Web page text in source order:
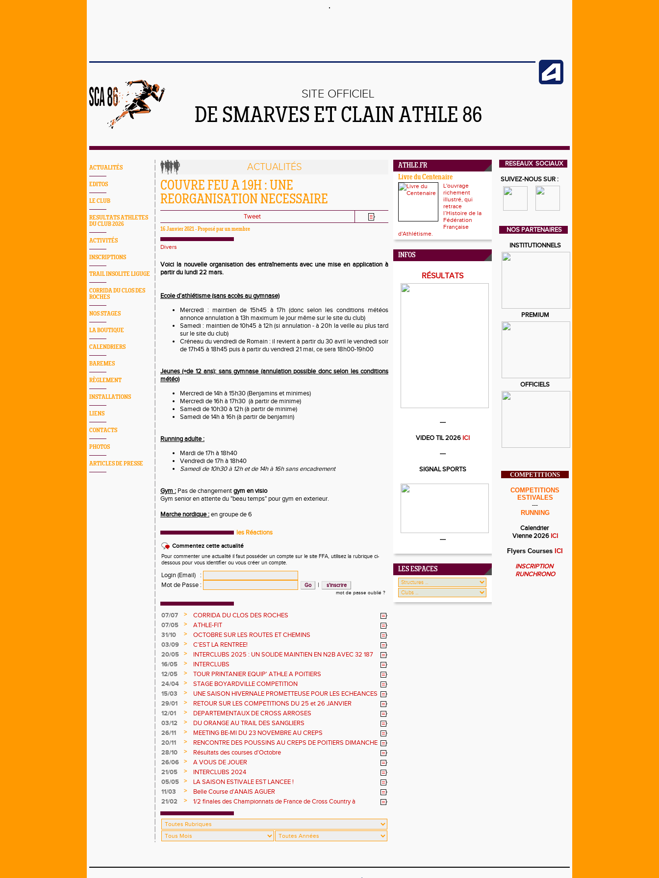
SITE OFFICIEL
DE SMARVES ET CLAIN ATHLE 86
ACTUALITÉS
EDITOS
LE CLUB
RESULTATS ATHLETES
DU CLUB 2026
ACTIVITÉS
INSCRIPTIONS
TRAIL INSOLITE LIGUGE
CORRIDA DU CLOS DES
ROCHES
NOS STAGES
LA BOUTIQUE
CALENDRIERS
BAREMES
RÈGLEMENT
INSTALLATIONS
LIENS
CONTACTS
PHOTOS
ARTICLES DE PRESSE
ACTUALITÉS
COUVRE FEU A 19H : UNE
REORGANISATION NECESSAIRE
Tweet
16 Janvier 2021 - Proposé par un membre
Divers
Voici la nouvelle organisation des entraînements avec une mise en application à
partir du lundi 22 mars.
Ecole d’athlétisme (sans accès au gymnase)
Mercredi : maintien de 15h45 à 17h (donc selon les conditions météos
annonce annulation à 13h maximum le jour même sur le site du club)
Samedi : maintien de 10h45 à 12h (si annulation - à 20h la veille au plus tard
sur le site du club)
Créneau du vendredi de Romain : il revient à partir du 30 avril le vendredi soir
de 17h45 à 18h45 puis à partir du vendredi 21 mai, ce sera 18h00-19h00
Jeunes (+de 12 ans): sans gymnase (annulation possible donc selon les conditions
météo)
Mercredi de 14h à 15h30 (Benjamins et minimes)
Mercredi de 16h à 17h30 (à partir de minime)
Samedi de 10h30 à 12h (à partir de minime)
Samedi de 14h à 16h (à partir de benjamin)
Running adulte :
Mardi de 17h à 18h40
Vendredi de 17h à 18h40
Samedi de 10h30 à 12h et de 14h à 16h sans encadrement
Gym : Pas dechangementgym en visio
Gym senior en attente du "beau temps" pour gym en exterieur.
Marche nordique :en groupe de 6
les Réactions
Commentez cette actualité
Pour commenter une actualité il faut posséder un compte sur le site FFA, utilisez la rubrique ci-
dessous pour vous identifier ou vous créer un compte.
Login (Email)
:
Mot de Passe : |
mot de passe oublié ?
07/07 >
CORRIDA DU CLOS DES ROCHES
07/05
>
ATHLE-FIT
31/10
>
OCTOBRE SUR LES ROUTES ET CHEMINS
03/09
>
C'EST LA RENTREE!
20/05
>
INTERCLUBS 2025 : UN SOLIDE MAINTIEN EN N2B AVEC 32 187
POINTS !
16/05 >
INTERCLUBS
12/05
>
TOUR PRINTANIER EQUIP' ATHLE A POITIERS
24/04
>
STAGE BOYARDVILLE COMPETITION
15/03
>
UNE SAISON HIVERNALE PROMETTEUSE POUR LES ECHEANCES
ESTIVALES
29/01 >
RETOUR SUR LES COMPETITIONS DU 25 et 26 JANVIER
12/01
>
DEPARTEMENTAUX DE CROSS ARROSES
03/12
>
DU ORANGE AU TRAIL DES SANGLIERS
26/11
>
MEETING BE-MI DU 23 NOVEMBRE AU CREPS
20/11
>
RENCONTRE DES POUSSINS AU CREPS DE POITIERS DIMANCHE
17 /11
28/10 >
Résultats des courses d'Octobre
26/06
>
A VOUS DE JOUER
21/05
>
INTERCLUBS 2024
05/05
>
LA SAISON ESTIVALE EST LANCEE !
11/03
>
Belle Course d'ANAIS AGUER
21/02
>
1/2 finales des Championnats de France de Cross Country à
ATHLE.FR
Livre du Centenaire
L'ouvrage
richement
illustré, qui
retrace
l’Histoire de la
Fédération
Française
d'Athlétisme.
INFOS
RÉSULTATS
---
VIDEO TIL 2026ICI
---
SIGNAL SPORTS
---
LES ESPACES
RESEAUX SOCIAUX
SUIVEZ-NOUS SUR :
NOS PARTENAIRES
INSTITUTIONNELS
PREMIUM
OFFICIELS
COMPETITIONS
COMPETITIONS
ESTIVALES
---
RUNNING
Calendrier
Vienne 2026ICI
Flyers Courses ICI
INSCRIPTION
RUNCHRONO